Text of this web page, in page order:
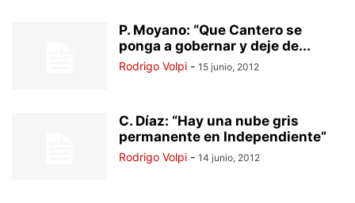
P. Moyano: “Que Cantero se
ponga a gobernar y deje de...
Rodrigo Volpi - 15 junio, 2012
C. Díaz: “Hay una nube gris
permanente en Independiente”
Rodrigo Volpi - 14 junio, 2012